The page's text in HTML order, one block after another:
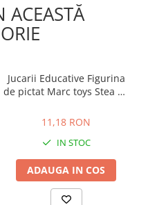
ACEASTĂ
Jucarii Educative Figurina
de pictat Marc toys Stea de
11,18 RON
IN STOC
ADAUGA IN COS